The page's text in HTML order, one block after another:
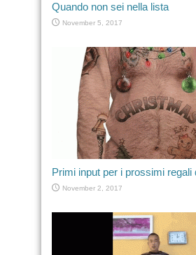
Quando non sei nella lista
November 5, 2017
Primi input per i prossimi regali
November 2, 2017